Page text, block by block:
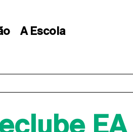
A Escola
EA